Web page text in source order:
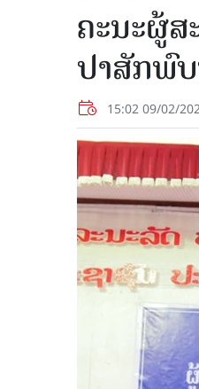
ຄະນະຜູ້ສ
ປາສັກພົ
15:02 09/02/